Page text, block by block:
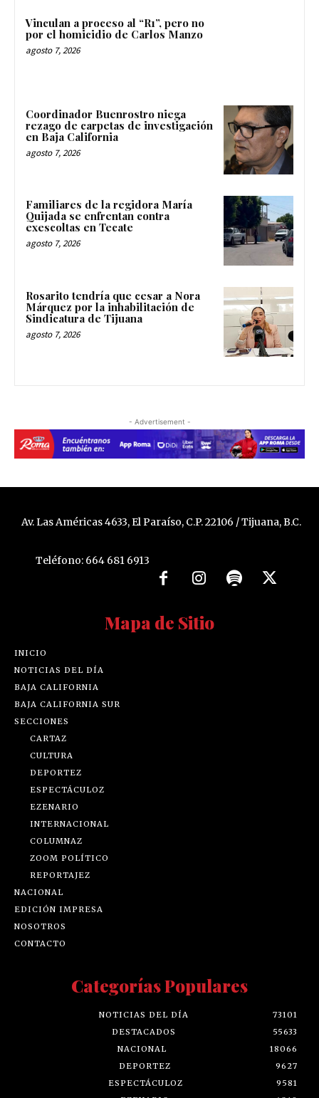
Vinculan a proceso al “R1”, pero no
por el homicidio de Carlos Manzo
agosto 7, 2026
Coordinador Buenrostro niega
rezago de carpetas de investigación
en Baja California
agosto 7, 2026
Familiares de la regidora María
Quijada se enfrentan contra
exescoltas en Tecate
agosto 7, 2026
Rosarito tendría que cesar a Nora
Márquez por la inhabilitación de
Sindicatura de Tijuana
agosto 7, 2026
- Advertisement -
Av. Las Américas 4633, El Paraíso, C.P. 22106 / Tijuana, B.C.
Teléfono: 664 681 6913
Mapa de Sitio
INICIO
NOTICIAS DEL DÍA
BAJA CALIFORNIA
BAJA CALIFORNIA SUR
SECCIONES
CARTAZ
CULTURA
DEPORTEZ
ESPECTÁCULOZ
EZENARIO
INTERNACIONAL
COLUMNAZ
ZOOM POLÍTICO
REPORTAJEZ
NACIONAL
EDICIÓN IMPRESA
NOSOTROS
CONTACTO
Categorías Populares
NOTICIAS DEL DÍA
73101
DESTACADOS
55633
NACIONAL
18066
DEPORTEZ
9627
ESPECTÁCULOZ
9581